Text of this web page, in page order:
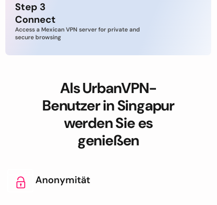
Step 3
Connect
Access a Mexican VPN server for private and
secure browsing
Als UrbanVPN-
Benutzer in Singapur
werden Sie es
genießen
Anonymität